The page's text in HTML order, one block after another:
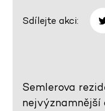
Sdílejte akci:
Semlerova
nejvýznamnější